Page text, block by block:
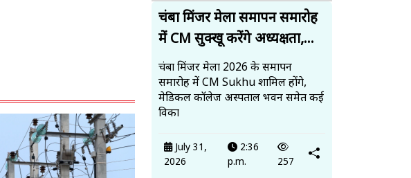
चंबा मिंजर मेला समापन समारोह
में CM सुक्खू करेंगे अध्यक्षता,...
चंबा मिंजर मेला 2026 के समापन
समारोह में CM Sukhu शामिल होंगे,
मेडिकल कॉलेज अस्पताल भवन समेत कई
विका
July 31,
2026
2:36
p.m.
257